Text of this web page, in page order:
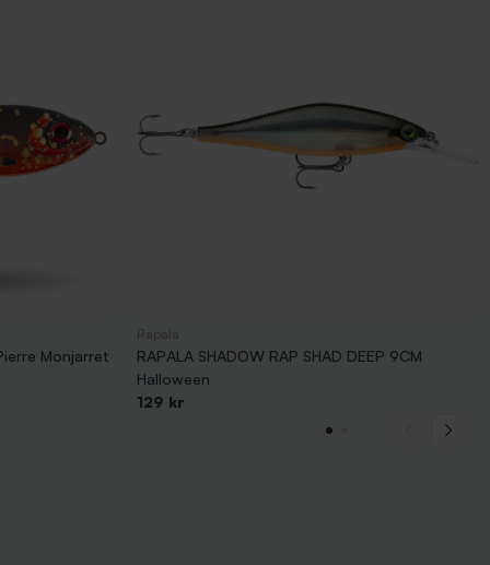
Monjarret
RAPALA SHADOW RAP SHAD DEEP 9CM
Halloween
129 kr